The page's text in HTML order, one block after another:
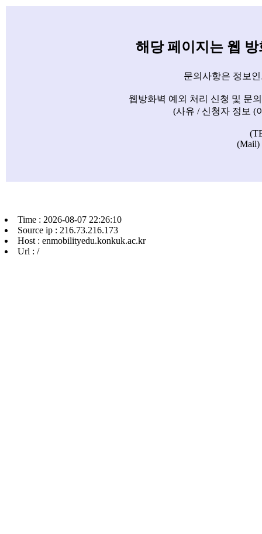
해당 페이지는 웹
문의사항은 정보
웹방화벽 예외 처리 신청 및 문
(사유 / 신청자 정보 (
(Mail)
Time : 2026-08-07 22:26:10
Source ip : 216.73.216.173
Host : enmobilityedu.konkuk.ac.kr
Url : /